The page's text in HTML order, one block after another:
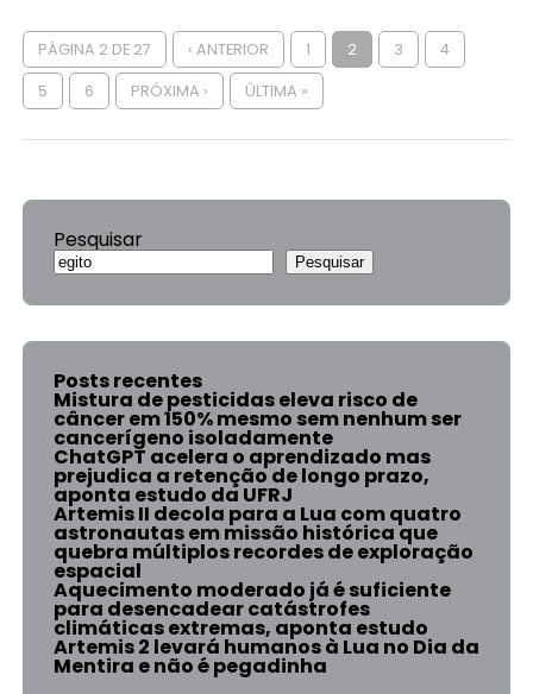
PÁGINA 2 DE 27 ‹ ANTERIOR 1 2 3 4
5 6 PRÓXIMA › ÚLTIMA »
Pesquisar
Pesquisar
Posts recentes
Mistura de pesticidas eleva risco de
câncer em 150% mesmo sem nenhum ser
cancerígeno isoladamente
ChatGPT acelera o aprendizado mas
prejudica a retenção de longo prazo,
aponta estudo da UFRJ
Artemis II decola para a Lua com quatro
astronautas em missão histórica que
quebra múltiplos recordes de exploração
espacial
Aquecimento moderado já é suficiente
para desencadear catástrofes
climáticas extremas, aponta estudo
Artemis 2 levará humanos à Lua no Dia da
Mentira e não é pegadinha